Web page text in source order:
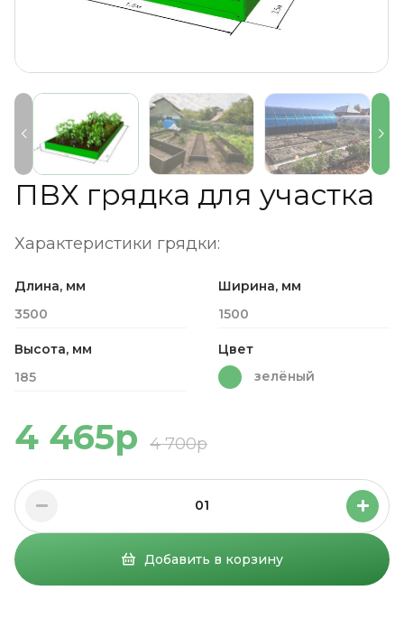
ПВХ грядка для участка
Характеристики грядки:
Длина, мм
3500
Ширина, мм
1500
Высота, мм
185
Цвет
зелёный
4 465р 4 700р
01
Добавить в корзину